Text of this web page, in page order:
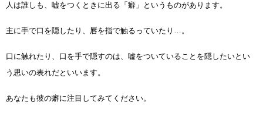
人は誰しも、嘘をつくときに出る「癖」というものがあります。
主に手で口を隠したり、唇を指で触るっていたり…。
口に触れたり、口を手で隠すのは、嘘をついていることを隠したいとい
う思いの表れだといいます。
あなたも彼の癖に注目してみてください。